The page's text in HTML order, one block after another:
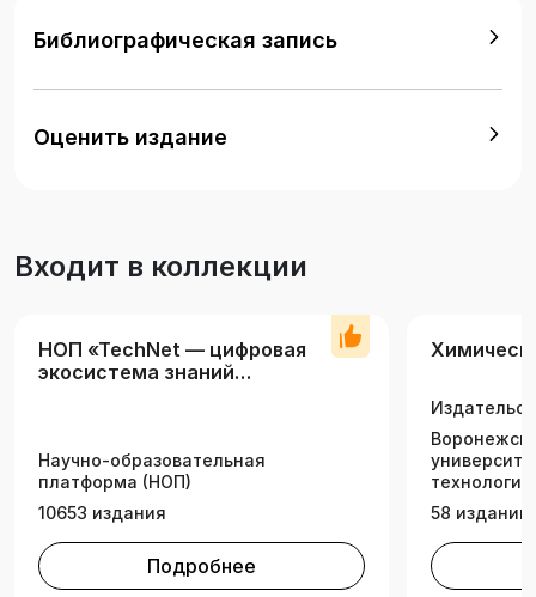
химической промышленности.
Библиографическая запись
Оценить издание
Входит в коллекции
НОП «TechNet — цифровая
экосистема знаний
Научно-образовательная
платформа (НОП)
10653 издания
Подробнее
технологий
58 изданий